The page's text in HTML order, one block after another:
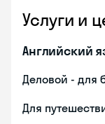
Услуги и
Английский
Деловой - для
Для